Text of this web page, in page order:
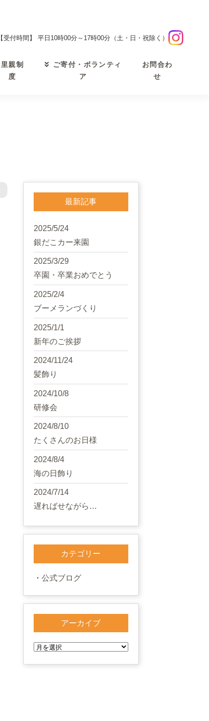
【受付時間】 平日10時00分～17時00分（土・日・祝除く）
里親制
度
ご寄付・ボランティ
ア
お問合わ
せ
最新記事
2025/5/24
銀だこカー来園
2025/3/29
卒園・卒業おめでとう
2025/2/4
ブーメランづくり
2025/1/1
新年のご挨拶
2024/11/24
髪飾り
2024/10/8
研修会
2024/8/10
たくさんのお日様
2024/8/4
海の日飾り
2024/7/14
遅ればせながら…
カテゴリー
公式ブログ
アーカイブ